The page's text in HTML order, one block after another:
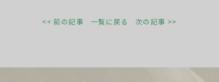
<< 前の記事 一覧に戻る 次の記事 >>